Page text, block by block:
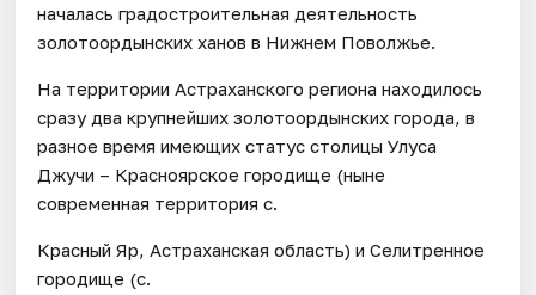
началась градостроительная деятельность
золотоордынских ханов в Нижнем Поволжье.
На территории Астраханского региона находилось
сразу два крупнейших золотоордынских города, в
разное время имеющих статус столицы Улуса
Джучи – Красноярское городище (ныне
современная территория с.
Красный Яр, Астраханская область) и Селитренное
городище (с.